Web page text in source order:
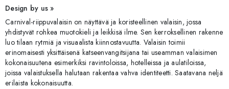
Design by us »
Carnival-riippuvalaisin on näyttävä ja koristeellinen valaisin, jossa
yhdistyvät rohkea muotokieli ja leikkisä ilme. Sen kerroksellinen rakenne
luo tilaan rytmiä ja visuaalista kiinnostavuutta. Valaisin toimii
erinomaisesti yksittäisenä katseenvangitsijana tai useamman valaisimen
kokonaisuutena esimerkiksi ravintoloissa, hotelleissa ja aulatiloissa,
joissa valaistuksella halutaan rakentaa vahva identiteetti. Saatavana neljä
erilaista kokonaisuutta.